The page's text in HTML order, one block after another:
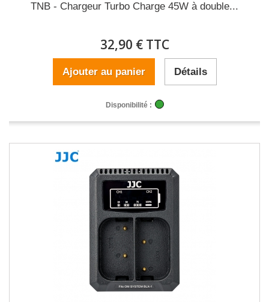
TNB - Chargeur Turbo Charge 45W à double...
32,90 € TTC
Ajouter au panier Détails
Disponibilité :